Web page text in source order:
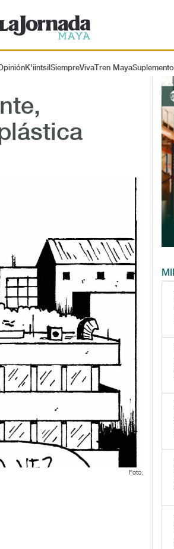
K'iintsil SiempreViva Tren Maya
Foto: